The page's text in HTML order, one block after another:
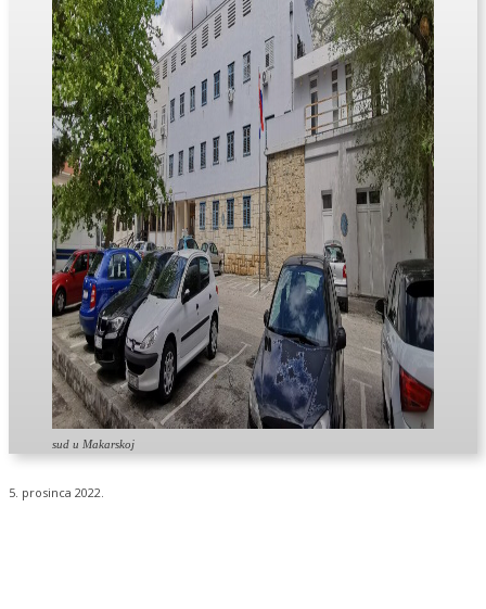
sud u Makarskoj
5. prosinca 2022.